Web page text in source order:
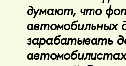
думают, что
автомобильных
зарабатывать